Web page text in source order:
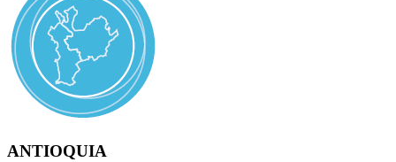
ANTIOQUIA